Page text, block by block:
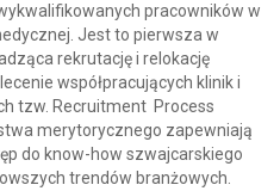
pracowników w
Jest to pierwsza w
rekrutację i relokację
współpracujących klinik i
tzw. Recruitment Process
merytorycznego zapewniają
do know-how szwajcarskiego
trendów branżowych.